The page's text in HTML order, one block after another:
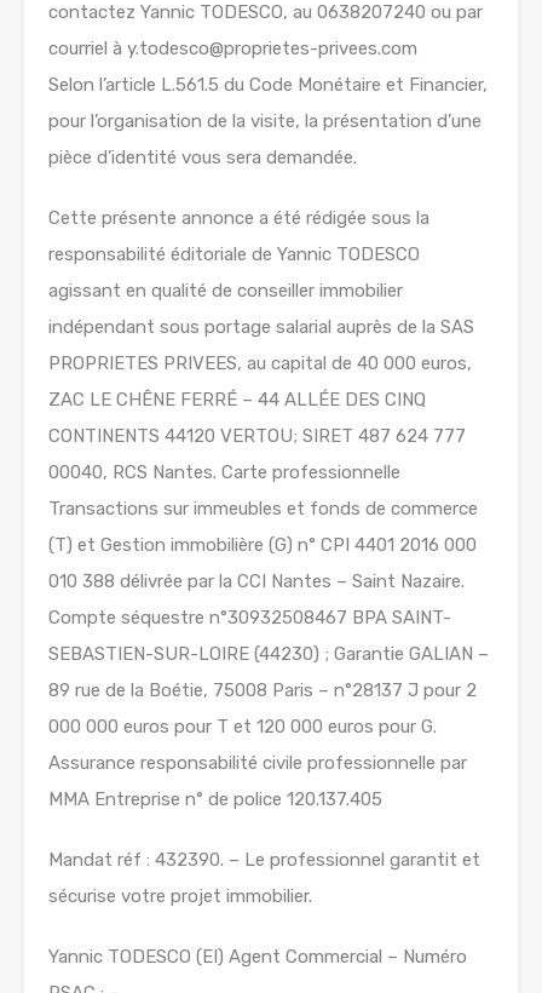
contactez Yannic TODESCO, au 0638207240 ou par
courriel à y.todesco@proprietes-privees.com
Selon l’article L.561.5 du Code Monétaire et Financier,
pour l’organisation de la visite, la présentation d’une
pièce d’identité vous sera demandée.
Cette présente annonce a été rédigée sous la
responsabilité éditoriale de Yannic TODESCO
agissant en qualité de conseiller immobilier
indépendant sous portage salarial auprès de la SAS
PROPRIETES PRIVEES, au capital de 40 000 euros,
ZAC LE CHÊNE FERRÉ – 44 ALLÉE DES CINQ
CONTINENTS 44120 VERTOU; SIRET 487 624 777
00040, RCS Nantes. Carte professionnelle
Transactions sur immeubles et fonds de commerce
(T) et Gestion immobilière (G) n° CPI 4401 2016 000
010 388 délivrée par la CCI Nantes – Saint Nazaire.
Compte séquestre n°30932508467 BPA SAINT-
SEBASTIEN-SUR-LOIRE (44230) ; Garantie GALIAN –
89 rue de la Boétie, 75008 Paris – n°28137 J pour 2
000 000 euros pour T et 120 000 euros pour G.
Assurance responsabilité civile professionnelle par
MMA Entreprise n° de police 120.137.405
Mandat réf : 432390. – Le professionnel garantit et
sécurise votre projet immobilier.
Yannic TODESCO (EI) Agent Commercial – Numéro